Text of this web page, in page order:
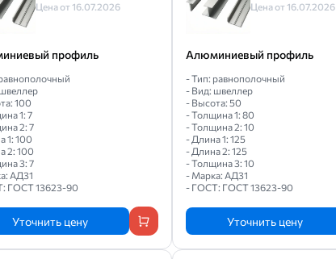
Цена от 16.07.2026
профиль
100
1: 7
2: 7
1: 100
2: 100
3: 7
АД31
ГОСТ 13623-90
Уточнить цену
Цена от 16.07.2026
Алюминиевый профиль
- Тип: равнополочный
- Вид: швеллер
- Высота: 50
- Толщина 1: 80
- Толщина 2: 10
- Длина 1: 125
- Длина 2: 125
- Толщина 3: 10
- Марка: АД31
- ГОСТ: ГОСТ 13623-90
Уточнить цену